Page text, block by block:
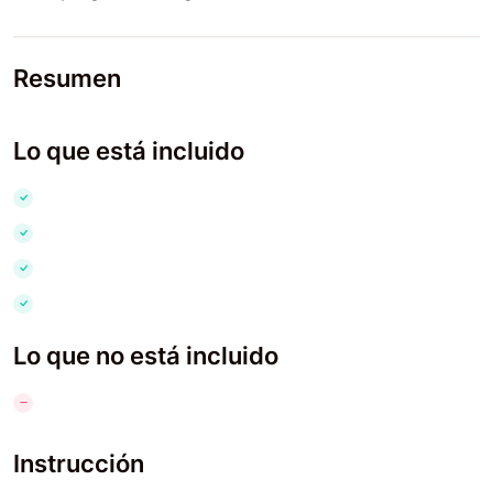
Resumen
Lo que está incluido
Lo que no está incluido
Instrucción